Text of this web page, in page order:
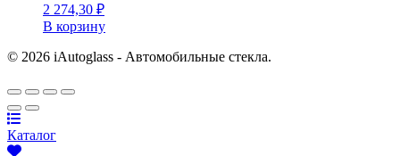
2 274,30 ₽
В корзину
© 2026 iAutoglass - Автомобильные стекла.
Каталог